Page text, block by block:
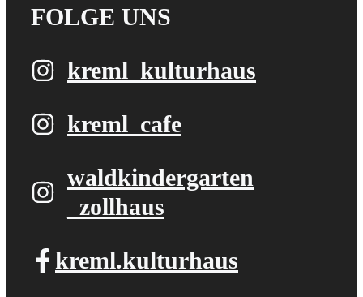
FOLGE UNS
kreml_kulturhaus
kreml_cafe
waldkindergarten​
_zollhaus
kreml.kulturhaus